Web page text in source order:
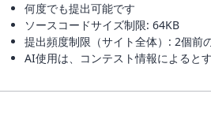
何度でも提出可能です
ソースコードサイズ制限: 64KB
提出頻度制限（サイト全体）: 2個前
AI使用は、コンテスト情報によると